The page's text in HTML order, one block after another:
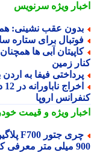
ویژهسرنویس
عقب نشینی: همه
برای ستاره سابق
آبی ها همچنان
زمین
فیفا به اردن بعد
اروپا
ویژهو قیمت خودرو